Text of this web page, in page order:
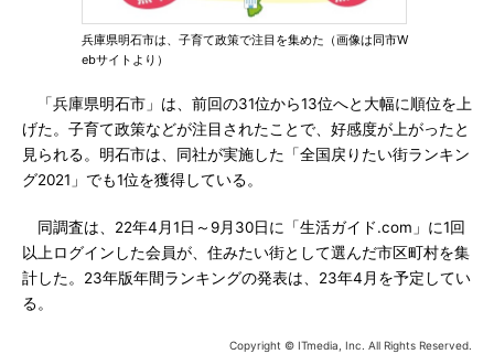
兵庫県明石市は、子育て政策で注目を集めた（画像は同市W
ebサイトより）
「兵庫県明石市」は、前回の31位から13位へと大幅に順位を上
げた。子育て政策などが注目されたことで、好感度が上がったと
見られる。明石市は、同社が実施した「全国戻りたい街ランキン
グ2021」でも1位を獲得している。
同調査は、22年4月1日～9月30日に「生活ガイド.com」に1回
以上ログインした会員が、住みたい街として選んだ市区町村を集
計した。23年版年間ランキングの発表は、23年4月を予定してい
る。
Copyright © ITmedia, Inc. All Rights Reserved.